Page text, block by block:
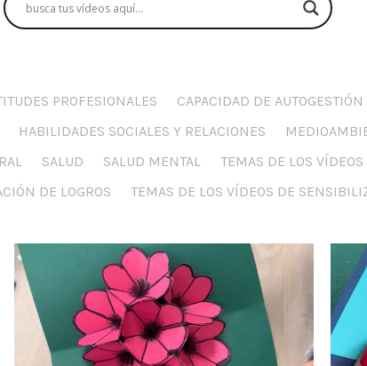
PROFESIONALES
CAPACIDAD DE AUTOGESTIÓN
HABILIDADES SOCIALES Y RELACIONES
SALUD SALUD MENTAL
TEMAS DE LOS
DE LOGROS
TEMAS DE LOS VÍDEOS DE